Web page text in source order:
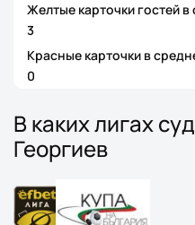
Желтые карточки гостей в
3
Красные карточки в
0
В каких лигах
Георгиев